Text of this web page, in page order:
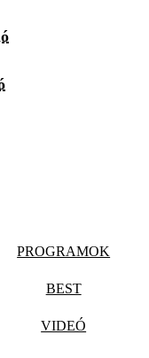
PROGRAMOK
BEST
VIDEÓ